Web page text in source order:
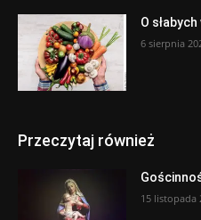
O
6 sierpnia
Przeczytaj również
15 listopada